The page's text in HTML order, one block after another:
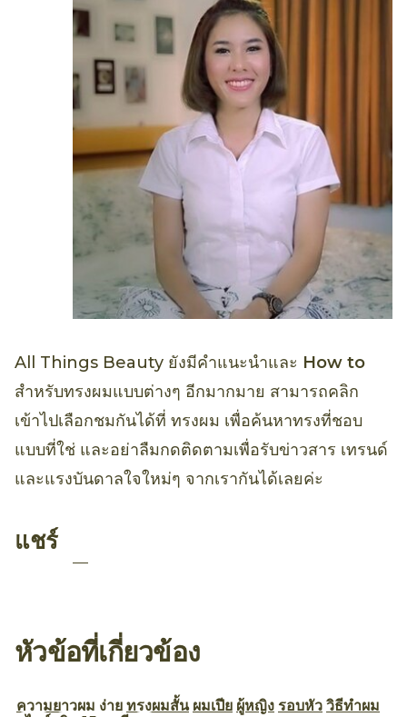
All Things Beauty ยังมีคำแนะนำและ How to
สำหรับทรงผมแบบต่างๆ อีกมากมาย สามารถคลิก
เข้าไปเลือกชมกันได้ที่ ทรงผม เพื่อค้นหาทรงที่ชอบ
แบบที่ใช่ และอย่าลืมกดติดตามเพื่อรับข่าวสาร เทรนด์
และแรงบันดาลใจใหม่ๆ จากเรากันได้เลยค่ะ
แชร์
หัวข้อที่เกี่ยวข้อง
ความยาวผม ง่าย ทรงผมสั้น ผมเปีย ผู้หญิง รอบหัว วิธีทำผม